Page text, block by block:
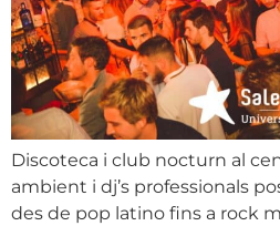
Discoteca i club nocturn al
ambient i dj’s professionals
des de pop latino fins a rock